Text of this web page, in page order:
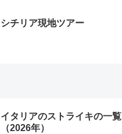
シチリア現地ツアー
イタリアのストライキの一覧
（2026年）